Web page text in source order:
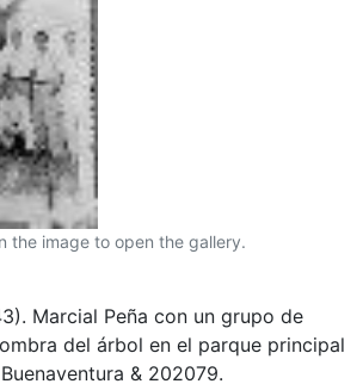
the image to open the gallery.
Marcial Peña con un grupo de
del árbol en el parque principal
& 202079.